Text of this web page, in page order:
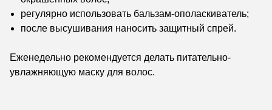
регулярно использовать бальзам-ополаскиватель;
после высушивания наносить защитный спрей.
Еженедельно рекомендуется делать питательно-
увлажняющую маску для волос.